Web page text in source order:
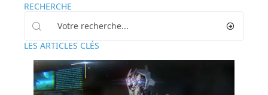
RECHERCHE
LES ARTICLES CLÉS